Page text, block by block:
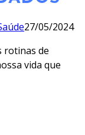
27/05/2024
rotinas de
vida que